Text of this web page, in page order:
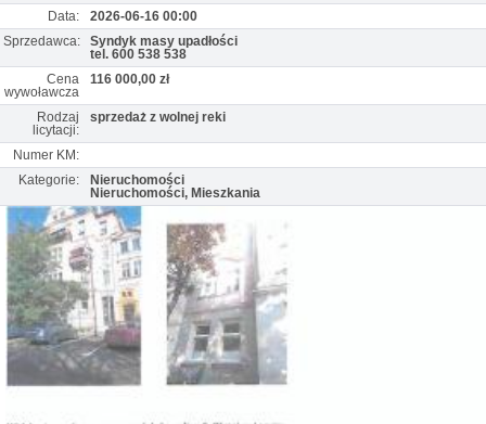
Data:
2026-06-16 00:00
Sprzedawca:
Syndyk masy upadłości
tel. 600 538 538
Cena
wywoławcza
116 000,00 zł
Rodzaj
licytacji:
sprzedaż z wolnej reki
Numer KM:
Kategorie:
Nieruchomości
Nieruchomości, Mieszkania